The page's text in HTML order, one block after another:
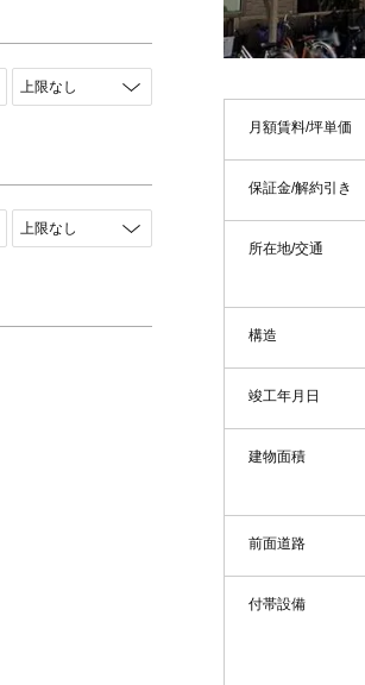
月額賃料/坪単価
保証金/解約引き
所在地/交通
構造
竣工年月日
建物面積
前面道路
付帯設備